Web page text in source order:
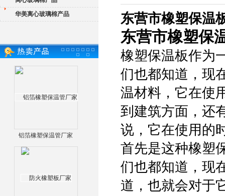
华美离心玻璃棉产品
铝箔橡塑保温管厂家
东营市橡塑保温
东营市橡塑保
橡塑保温板作为
们也都知道，现
温材料，它在使
到建筑方面，还
说，它在使用的
首先是这种橡塑
们也都知道，现
道，也就会对于